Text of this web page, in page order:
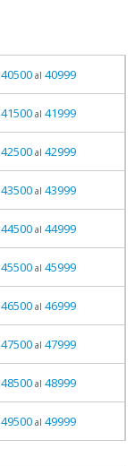
40500al 40999
41500al 41999
42500al 42999
43500al 43999
44500al 44999
45500al 45999
46500al 46999
47500al 47999
48500al 48999
49500al 49999